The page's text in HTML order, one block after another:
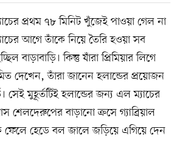
প্রথম ৭৮ মিনিট খুঁজেই পাওয়া গেল না
আগে তাঁকে নিয়ে তৈরি হওয়া সব
বাড়াবাড়ি। কিন্তু যাঁরা প্রিমিয়ার লিগে
দেখেন, তাঁরা জানেন হলান্ডের প্রয়োজন
মুহূর্তটিই হলান্ডের জন্য এল ম্যাচের
শেলদেরুপের বাড়ানো ক্রসে গ্যাব্রিয়াল
ফেলে হেডে বল জালে জড়িয়ে এগিয়ে দেন